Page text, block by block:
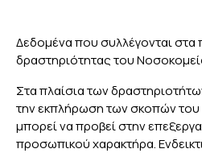
Δεδομένα που συλλέγονται στα
δραστηριότητας του
Στα πλαίσια των
την εκπλήρωση των σκοπών του
μπορεί να προβεί στην
προσωπικού χαρακτήρα.